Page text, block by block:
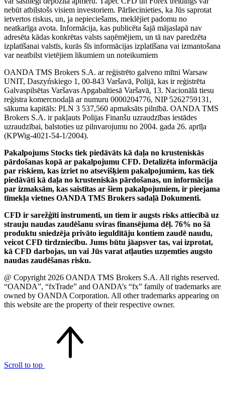
nebūt atbilstošs visiem investoriem. Pārliecinieties, ka Jūs saprotat
ietvertos riskus, un, ja nepieciešams, meklējiet padomu no
neatkarīga avota. Informācija, kas publicēta šajā mājaslapā nav
adresēta kādas konkrētas valsts saņēmējiem, un tā nav paredzēta
izplatīšanai valstīs, kurās šīs informācijas izplatīšana vai izmantošana
var neatbilst vietējiem likumiem un noteikumiem
OANDA TMS Brokers S.A. ar reģistrēto galveno mītni Warsaw
UNIT, Daszyńskiego 1, 00-843 Varšavā, Polijā, kas ir reģistrēta
Galvaspilsētas Varšavas Apgabaltiesā Varšavā, 13. Nacionālā tiesu
reģistra komercnodaļā ar numuru 0000204776, NIP 5262759131,
sākuma kapitāls: PLN 3 537,560 apmaksāts pilnībā. OANDA TMS
Brokers S.A. ir pakļauts Polijas Finanšu uzraudzības iestādes
uzraudzībai, balstoties uz pilnvarojumu no 2004. gada 26. aprīļa
(KPWig-4021-54-1/2004).
Pakalpojums Stocks tiek piedāvāts kā daļa no krusteniskās
pārdošanas kopā ar pakalpojumu CFD. Detalizēta informācija
par riskiem, kas izriet no atsevišķiem pakalpojumiem, kas tiek
piedāvāti kā daļa no krusteniskās pārdošanas, un informācija
par izmaksām, kas saistītas ar šiem pakalpojumiem, ir pieejama
tīmekļa vietnes OANDA TMS Brokers sadaļā Dokumenti.
CFD ir sarežģīti instrumenti, un tiem ir augsts risks attiecībā uz
strauju naudas zaudēšanu sviras finansējuma dēļ. 76% no šā
produktu sniedzēja privāto ieguldītāju kontiem zaudē naudu,
veicot CFD tirdzniecību. Jums būtu jāapsver tas, vai izprotat,
kā CFD darbojas, un vai Jūs varat atļauties uzņemties augsto
naudas zaudēšanas risku.
@ Copyright 2026 OANDA TMS Brokers S.A. All rights reserved.
“OANDA”, “fxTrade” and OANDA’s “fx” family of trademarks are
owned by OANDA Corporation. All other trademarks appearing on
this website are the property of their respective owner.
Scroll to top